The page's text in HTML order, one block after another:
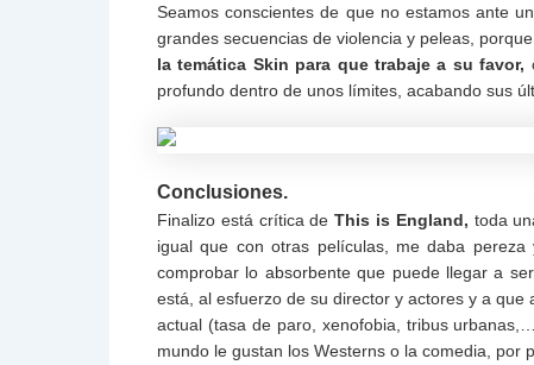
Seamos conscientes de que no estamos ante
grandes secuencias de violencia y peleas,
la temática Skin para que trabaje a su favor,
profundo dentro de unos límites, acabando sus
Conclusiones.
Finalizo está crítica deThis is England, toda
igual que con otras películas, me daba
comprobar lo absorbente que puede llegar a
está, al esfuerzo de su director y actores y a
actual (tasa de paro, xenofobia, tribus
mundo le gustan los Westerns o la comedia,